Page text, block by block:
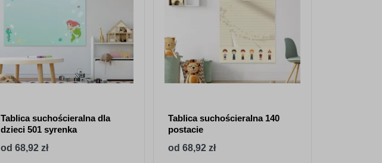
Tablica suchościeralna dla
dzieci 501 syrenka
od 68,92 zł
Tablica suchościeralna 140
postacie
od 68,92 zł